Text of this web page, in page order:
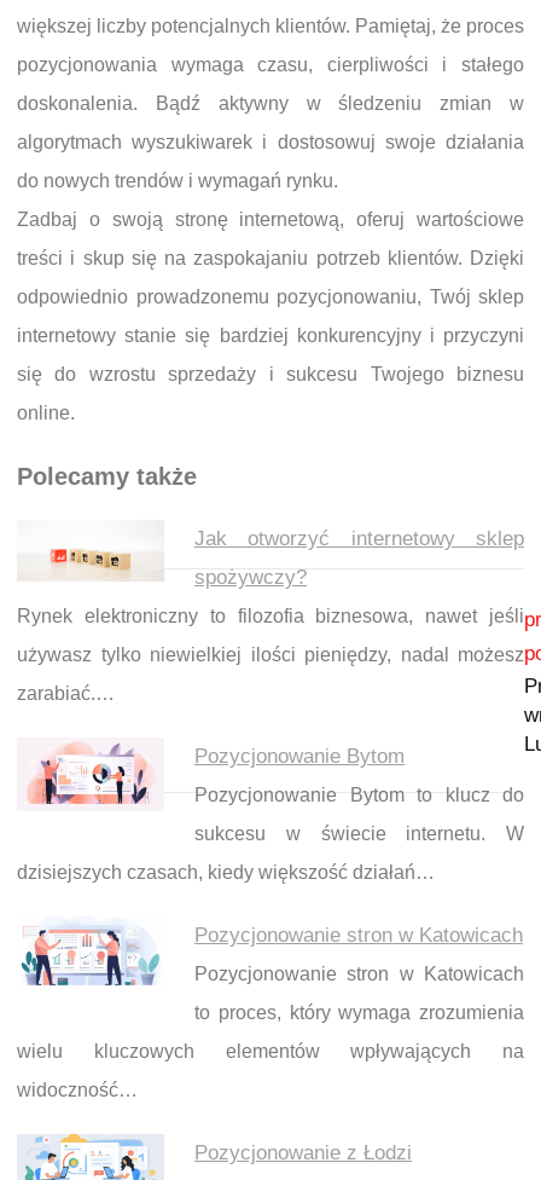
większej liczby potencjalnych klientów. Pamiętaj, że proces
pozycjonowania wymaga czasu, cierpliwości i stałego
doskonalenia. Bądź aktywny w śledzeniu zmian w
algorytmach wyszukiwarek i dostosowuj swoje działania
do nowych trendów i wymagań rynku.
Zadbaj o swoją stronę internetową, oferuj wartościowe
treści i skup się na zaspokajaniu potrzeb klientów. Dzięki
odpowiednio prowadzonemu pozycjonowaniu, Twój sklep
internetowy stanie się bardziej konkurencyjny i przyczyni
się do wzrostu sprzedaży i sukcesu Twojego biznesu
online.
Polecamy także
Jak otworzyć internetowy sklep
spożywczy?
Rynek elektroniczny to filozofia biznesowa, nawet jeśli
używasz tylko niewielkiej ilości pieniędzy, nadal możesz
zarabiać.…
Pozycjonowanie Bytom
Pozycjonowanie Bytom to klucz do
sukcesu w świecie internetu. W
dzisiejszych czasach, kiedy większość działań…
Pozycjonowanie stron w Katowicach
Pozycjonowanie stron w Katowicach
to proces, który wymaga zrozumienia
wielu kluczowych elementów wpływających na
widoczność…
Pozycjonowanie z Łodzi
Nawigacja wpisu